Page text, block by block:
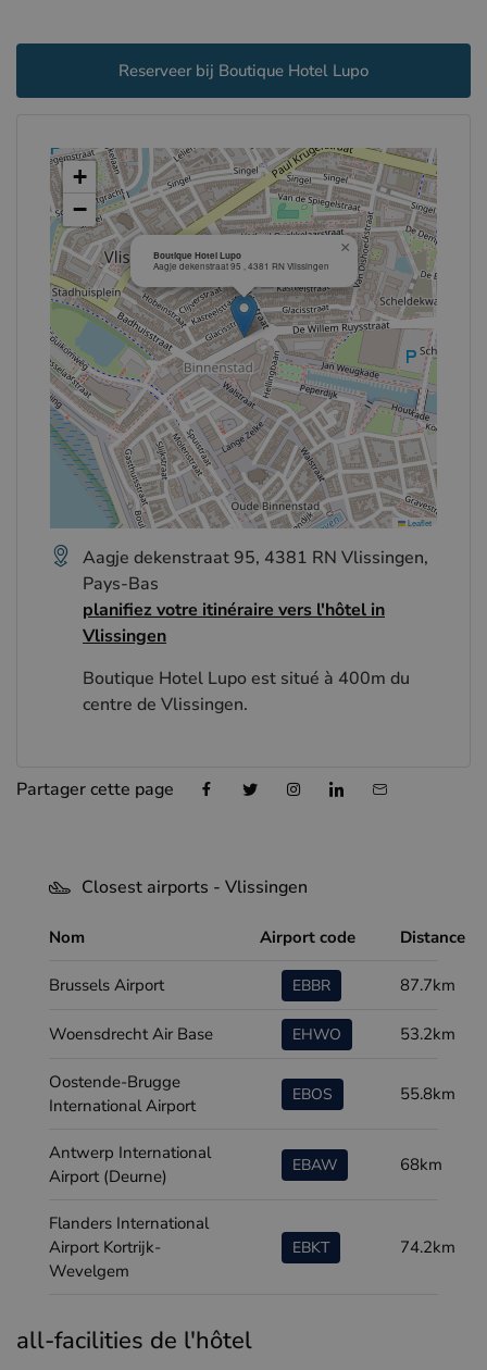
Reserveer bij Boutique Hotel Lupo
Boutique Hotel Lupo
Aagje dekenstraat 95 , 4381 RN Vlissingen
×
+
−
Leaflet
Aagje dekenstraat 95, 4381 RN Vlissingen,
Pays-Bas
planifiez votre itinéraire vers l'hôtel in
Vlissingen
Boutique Hotel Lupo est situé à 400m du
centre de Vlissingen.
Partager cette page
Closest airports - Vlissingen
Nom Airport code Distance
Brussels Airport EBBR 87.7km
Woensdrecht Air Base EHWO 53.2km
Oostende-Brugge
International Airport
EBOS 55.8km
Antwerp International
Airport (Deurne)
EBAW 68km
Flanders International
Airport Kortrijk-
Wevelgem
EBKT 74.2km
all-facilities de l'hôtel